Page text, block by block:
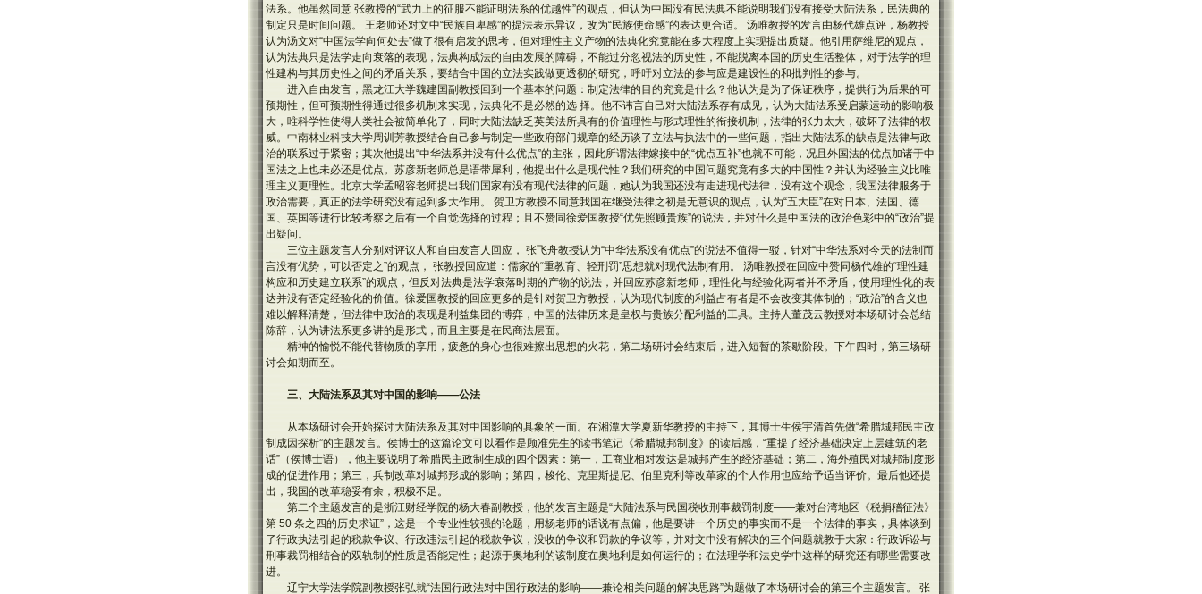
法系。他虽然同意 张教授的“武力上的征服不能证明法系的优越性”的观点，但认为中国没有民法典不能说明我们没有接受大陆法系，民法典的
制定只是时间问题。 王老师还对文中“民族自卑感”的提法表示异议，改为“民族使命感”的表达更合适。 汤唯教授的发言由杨代雄点评，杨教授
认为汤文对“中国法学向何处去”做了很有启发的思考，但对理性主义产物的法典化究竟能在多大程度上实现提出质疑。他引用萨维尼的观点，
认为法典只是法学走向衰落的表现，法典构成法的自由发展的障碍，不能过分忽视法的历史性，不能脱离本国的历史生活整体，对于法学的理
性建构与其历史性之间的矛盾关系，要结合中国的立法实践做更透彻的研究，呼吁对立法的参与应是建设性的和批判性的参与。
进入自由发言，黑龙江大学魏建国副教授回到一个基本的问题：制定法律的目的究竟是什么？他认为是为了保证秩序，提供行为后果的可
预期性，但可预期性得通过很多机制来实现，法典化不是必然的选 择。他不讳言自己对大陆法系存有成见，认为大陆法系受启蒙运动的影响极
大，唯科学性使得人类社会被简单化了，同时大陆法缺乏英美法所具有的价值理性与形式理性的衔接机制，法律的张力太大，破坏了法律的权
威。中南林业科技大学周训芳教授结合自己参与制定一些政府部门规章的经历谈了立法与执法中的一些问题，指出大陆法系的缺点是法律与政
治的联系过于紧密；其次他提出“中华法系并没有什么优点”的主张，因此所谓法律嫁接中的“优点互补”也就不可能，况且外国法的优点加诸于中
国法之上也未必还是优点。苏彦新老师总是语带犀利，他提出什么是现代性？我们研究的中国问题究竟有多大的中国性？并认为经验主义比唯
理主义更理性。北京大学孟昭容老师提出我们国家有没有现代法律的问题，她认为我国还没有走进现代法律，没有这个观念，我国法律服务于
政治需要，真正的法学研究没有起到多大作用。 贺卫方教授不同意我国在继受法律之初是无意识的观点，认为“五大臣”在对日本、法国、德
国、英国等进行比较考察之后有一个自觉选择的过程；且不赞同徐爱国教授“优先照顾贵族”的说法，并对什么是中国法的政治色彩中的“政治”提
出疑问。
三位主题发言人分别对评议人和自由发言人回应， 张飞舟教授认为“中华法系没有优点”的说法不值得一驳，针对“中华法系对今天的法制而
言没有优势，可以否定之”的观点， 张教授回应道：儒家的“重教育、轻刑罚”思想就对现代法制有用。 汤唯教授在回应中赞同杨代雄的“理性建
构应和历史建立联系”的观点，但反对法典是法学衰落时期的产物的说法，并回应苏彦新老师，理性化与经验化两者并不矛盾，使用理性化的表
达并没有否定经验化的价值。徐爱国教授的回应更多的是针对贺卫方教授，认为现代制度的利益占有者是不会改变其体制的；“政治”的含义也
难以解释清楚，但法律中政治的表现是利益集团的博弈，中国的法律历来是皇权与贵族分配利益的工具。主持人董茂云教授对本场研讨会总结
陈辞，认为讲法系更多讲的是形式，而且主要是在民商法层面。
精神的愉悦不能代替物质的享用，疲惫的身心也很难擦出思想的火花，第二场研讨会结束后，进入短暂的茶歇阶段。下午四时，第三场研
讨会如期而至。
三、大陆法系及其对中国的影响——公法
从本场研讨会开始探讨大陆法系及其对中国影响的具象的一面。在湘潭大学夏新华教授的主持下，其博士生侯宇清首先做“希腊城邦民主政
制成因探析”的主题发言。侯博士的这篇论文可以看作是顾准先生的读书笔记《希腊城邦制度》的读后感，“重提了经济基础决定上层建筑的老
话”（侯博士语），他主要说明了希腊民主政制生成的四个因素：第一，工商业相对发达是城邦产生的经济基础；第二，海外殖民对城邦制度形
成的促进作用；第三，兵制改革对城邦形成的影响；第四，梭伦、克里斯提尼、伯里克利等改革家的个人作用也应给予适当评价。最后他还提
出，我国的改革稳妥有余，积极不足。
第二个主题发言的是浙江财经学院的杨大春副教授，他的发言主题是“大陆法系与民国税收刑事裁罚制度——兼对台湾地区《税捐稽征法》
第 50 条之四的历史求证”，这是一个专业性较强的论题，用杨老师的话说有点偏，他是要讲一个历史的事实而不是一个法律的事实，具体谈到
了行政执法引起的税款争议、行政违法引起的税款争议，没收的争议和罚款的争议等，并对文中没有解决的三个问题就教于大家：行政诉讼与
刑事裁罚相结合的双轨制的性质是否能定性；起源于奥地利的该制度在奥地利是如何运行的；在法理学和法史学中这样的研究还有哪些需要改
进。
辽宁大学法学院副教授张弘就“法国行政法对中国行政法的影响——兼论相关问题的解决思路”为题做了本场研讨会的第三个主题发言。 张